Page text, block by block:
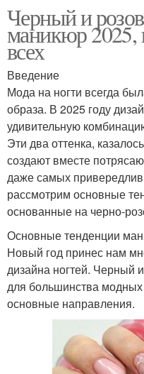
Черный и
маникюр 2025,
всех
Введение
Мода на ногти всегда
образа. В 2025 году
удивительную
Эти два оттенка,
создают вместе
даже самых
рассмотрим основные
основанные на черно-
Основные тенденции
Новый год принес нам
дизайна ногтей. Черный
для большинства
основные направления.